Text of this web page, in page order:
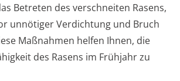
Betreten des verschneiten Rasens,
unnötiger Verdichtung und Bruch
Maßnahmen helfen Ihnen, die
des Rasens im Frühjahr zu